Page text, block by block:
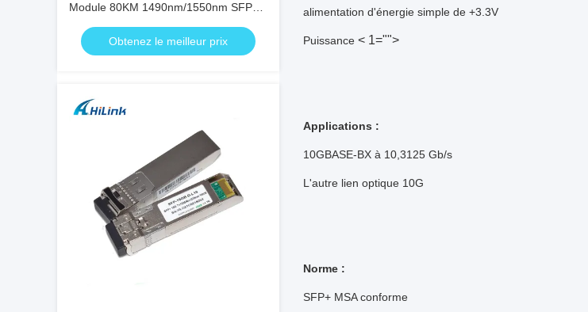
Module 80KM 1490nm/1550nm SFP+
STM-64 WDM 8SFP+ SMF
Obtenez le meilleur prix
alimentation d'énergie simple de +3.3V
Puissance < 1="">
Applications :
10GBASE-BX à 10,3125 Gb/s
L'autre lien optique 10G
Norme :
SFP+ MSA conforme